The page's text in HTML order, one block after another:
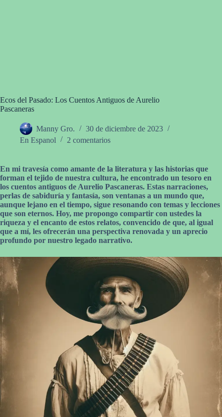
Ecos del Pasado: Los Cuentos Antiguos de Aurelio
Pascaneras
Manny Gro.
30 de diciembre de 2023
En Espanol
2 comentarios
En mi travesía como amante de la literatura y las historias que
forman el tejido de nuestra cultura, he encontrado un tesoro en
los cuentos antiguos de Aurelio Pascaneras. Estas narraciones,
perlas de sabiduría y fantasía, son ventanas a un mundo que,
aunque lejano en el tiempo, sigue resonando con temas y lecciones
que son eternos. Hoy, me propongo compartir con ustedes la
riqueza y el encanto de estos relatos, convencido de que, al igual
que a mí, les ofrecerán una perspectiva renovada y un aprecio
profundo por nuestro legado narrativo.